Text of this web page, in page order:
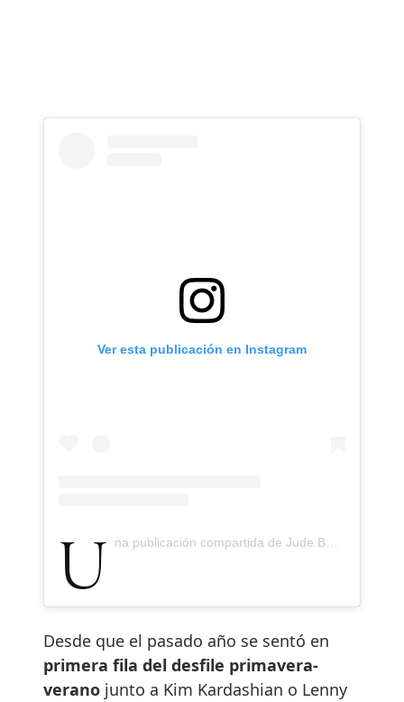
Ver esta publicación en Instagram
Una publicación compartida de Jude Bellingham (@judebellingham)
Desde que el pasado año se sentó en
primera fila del desfile primavera-
verano junto a Kim Kardashian o Lenny